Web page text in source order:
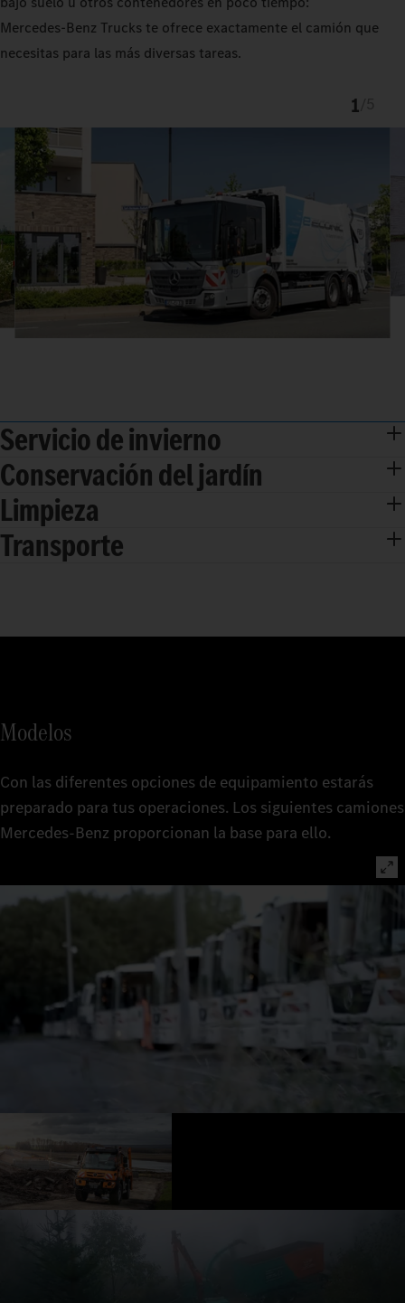
Mercedes‑Benz Trucks te ofrece exactamente el camión que
necesitas para las más diversas tareas.
1
Servicio de invierno
Conservación del jardín
Limpieza
Transporte
Modelos
Con las diferentes opciones de equipamiento estarás
preparado para tus operaciones. Los siguientes camiones
Mercedes‑Benz proporcionan la base para ello.